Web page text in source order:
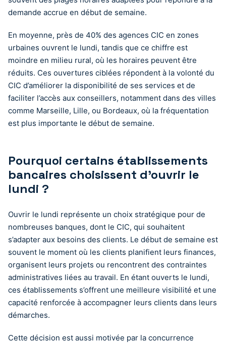
demande accrue en début de semaine.
En moyenne, près de 40% des agences CIC en zones
urbaines ouvrent le lundi, tandis que ce chiffre est
moindre en milieu rural, où les horaires peuvent être
réduits. Ces ouvertures ciblées répondent à la volonté du
CIC d’améliorer la disponibilité de ses services et de
faciliter l’accès aux conseillers, notamment dans des villes
comme Marseille, Lille, ou Bordeaux, où la fréquentation
est plus importante le début de semaine.
Pourquoi certains établissements
bancaires choisissent d’ouvrir le
lundi ?
Ouvrir le lundi représente un choix stratégique pour de
nombreuses banques, dont le CIC, qui souhaitent
s’adapter aux besoins des clients. Le début de semaine est
souvent le moment où les clients planifient leurs finances,
organisent leurs projets ou rencontrent des contraintes
administratives liées au travail. En étant ouverts le lundi,
ces établissements s’offrent une meilleure visibilité et une
capacité renforcée à accompagner leurs clients dans leurs
démarches.
Cette décision est aussi motivée par la concurrence